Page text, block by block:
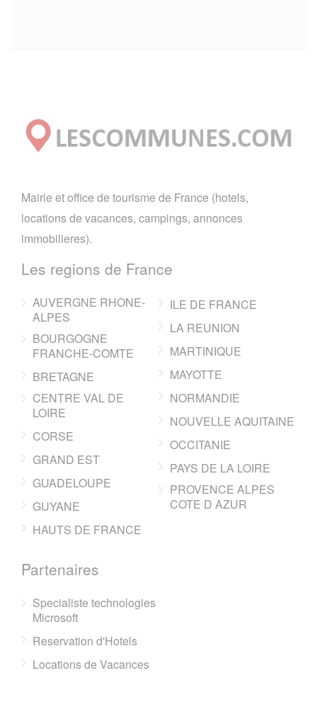
Mairie et office de tourisme de France (hotels,
locations de vacances, campings, annonces
immobilieres).
Les regions de France
AUVERGNE RHONE-
ALPES
BOURGOGNE
FRANCHE-COMTE
BRETAGNE
CENTRE VAL DE
LOIRE
CORSE
GRAND EST
GUADELOUPE
GUYANE
HAUTS DE FRANCE
ILE DE FRANCE
LA REUNION
MARTINIQUE
MAYOTTE
NORMANDIE
NOUVELLE AQUITAINE
OCCITANIE
PAYS DE LA LOIRE
PROVENCE ALPES
COTE D AZUR
Partenaires
Specialiste technologies
Microsoft
Reservation d'Hotels
Locations de Vacances